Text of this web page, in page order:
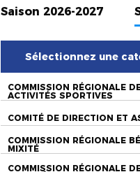
Saison 2026-2027
Sélectionnez une
COMMISSION RÉGIONALE
ACTIVITÉS SPORTIVES
COMITÉ DE DIRECTION ET
COMMISSION RÉGIONALE
MIXITÉ
COMMISSION RÉGIONALE